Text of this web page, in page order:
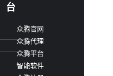
台
众腾官网
众腾代理
众腾平台
智能软件